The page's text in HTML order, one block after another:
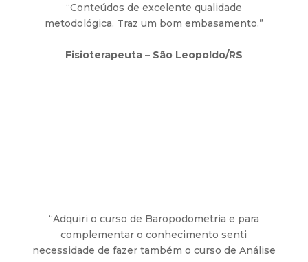
“Conteúdos de excelente qualidade
metodológica. Traz um bom embasamento.”
Fisioterapeuta – São Leopoldo/RS
“Adquiri o curso de Baropodometria e para
complementar o conhecimento senti
necessidade de fazer também o curso de Análise